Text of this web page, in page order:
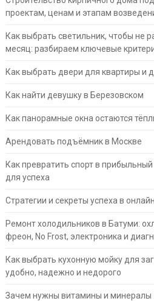
проектам, ценам и этапам
Как выбрать светильник, чтобы не
месяц: разбираем ключевые
Как выбрать двери для квартиры и
Как найти девушку в Березовском
Как панорамные окна остаются
Арендовать подъёмник в Москве
Как превратить спорт в
для успеха
Стратегии и секреты успеха в
Ремонт холодильников в Батуми:
фреон, No Frost, электроника и
Как выбрать кухонную мойку для
удобно, надежно и недорого
Зачем нужны витамины и минералы